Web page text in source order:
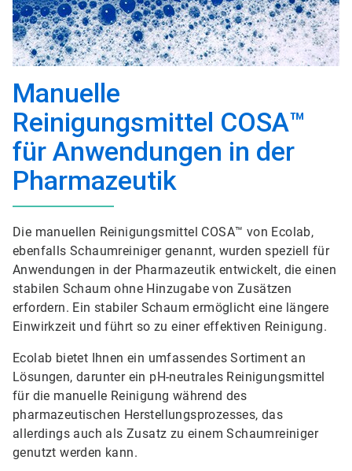
Manuelle
Reinigungsmittel COSA™
für Anwendungen in der
Pharmazeutik
Die manuellen Reinigungsmittel COSA™ von Ecolab,
ebenfalls Schaumreiniger genannt, wurden speziell für
Anwendungen in der Pharmazeutik entwickelt, die einen
stabilen Schaum ohne Hinzugabe von Zusätzen
erfordern. Ein stabiler Schaum ermöglicht eine längere
Einwirkzeit und führt so zu einer effektiven Reinigung.
Ecolab bietet Ihnen ein umfassendes Sortiment an
Lösungen, darunter ein pH-neutrales Reinigungsmittel
für die manuelle Reinigung während des
pharmazeutischen Herstellungsprozesses, das
allerdings auch als Zusatz zu einem Schaumreiniger
genutzt werden kann.